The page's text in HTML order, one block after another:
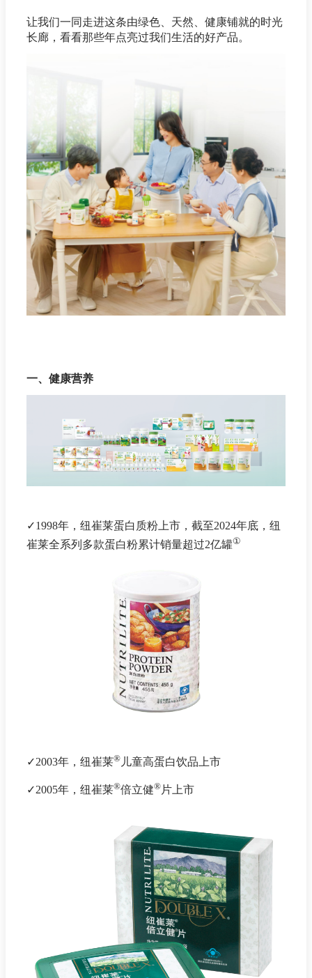
让我们一同走进这条由绿色、天然、健康铺就的时光
长廊，看看那些年点亮过我们生活的好产品。
一、健康营养
✓1998年，纽崔莱蛋白质粉上市，截至2024年底，纽
崔莱全系列多款蛋白粉累计销量超过2亿罐①
✓2003年，纽崔莱® 儿童高蛋白饮品上市
✓2005年，纽崔莱®倍立健® 片上市